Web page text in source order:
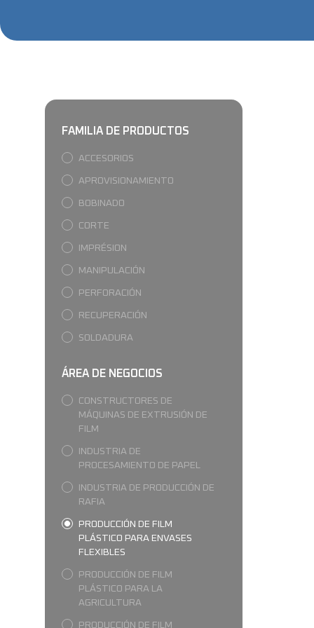
FAMILIA DE PRODUCTOS
ACCESORIOS
APROVISIONAMIENTO
BOBINADO
CORTE
IMPRÉSION
MANIPULACIÓN
PERFORACIÓN
RECUPERACIÓN
SOLDADURA
ÁREA DE NEGOCIOS
CONSTRUCTORES DE
MÁQUINAS DE EXTRUSIÓN DE
FILM
INDUSTRIA DE
PROCESAMIENTO DE PAPEL
INDUSTRIA DE PRODUCCIÓN DE
RAFIA
PRODUCCIÓN DE FILM
PLÁSTICO PARA ENVASES
FLEXIBLES
PRODUCCIÓN DE FILM
PLÁSTICO PARA LA
AGRICULTURA
PRODUCCIÓN DE FILM